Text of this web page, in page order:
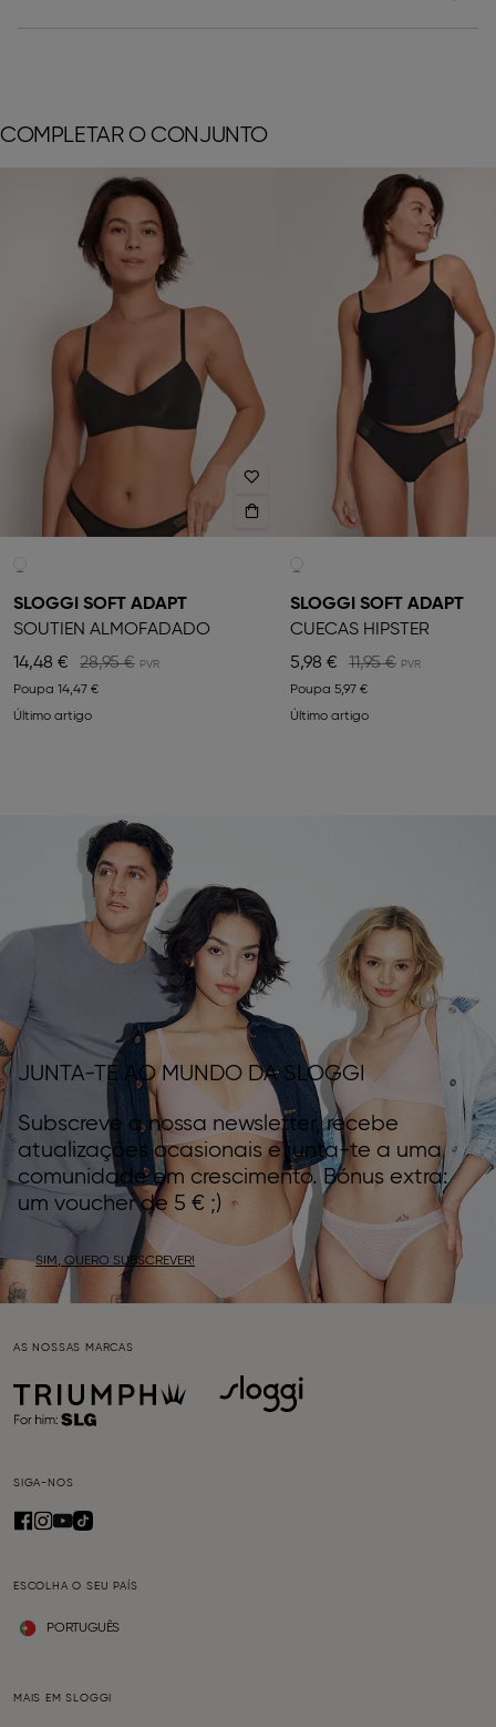
COMPLETAR O CONJUNTO
SLOGGI SOFT ADAPT
SOUTIEN ALMOFADADO
14,48 €
28,95 €
Poupa 14,47 €
Último artigo
SLOGGI SOFT ADAPT
CUECAS HIPSTER
5,98 €
11,95 €
Poupa 5,97 €
Último artigo
JUNTA-TE AO MUNDO DA SLOGGI
Subscreve a nossa newsletter, recebe
atualizações ocasionais e junta-te a uma
comunidade em crescimento. Bónus extra:
um voucher de 5 € ;)
SIM, QUERO SUBSCREVER!
AS NOSSAS MARCAS
SIGA-NOS
ESCOLHA O SEU PAÍS
PORTUGUÊS
MAIS EM SLOGGI